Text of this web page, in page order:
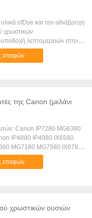
ofDye και την αδιάβροχη
χρωστικών
λεπτομερειών στην
που ντύνεται με την
θετική ταινία Inkjet*High
λεπτή, μαύρη πυκνότητα
ύδατος, μπορεί να
ένα βραχυπρόθεσμο και
σχέδια, που αφιερώνονται
της μεγάλης
πιάτων Inkjet και της υψηλής
επαφών
της Canon (μελάνι
MG6380
IP4880 IP4980 IX6580
MG7180 MG7580 IX6780
4300 4500 5200 5300
259 IP2788 2780 815
MG8180 MG6180
επαφών
χρωστικών ουσιών